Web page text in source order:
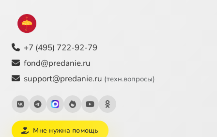
27 Иоанн Кронштадский, святой
28 Иоанн Кронштадтский (c)
29
+7 (495) 722-92-79
fond@predanie.ru
support@predanie.ru (техн.вопросы)
Мне нужна помощь